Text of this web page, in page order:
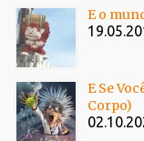
E o
E Se
Corpo)